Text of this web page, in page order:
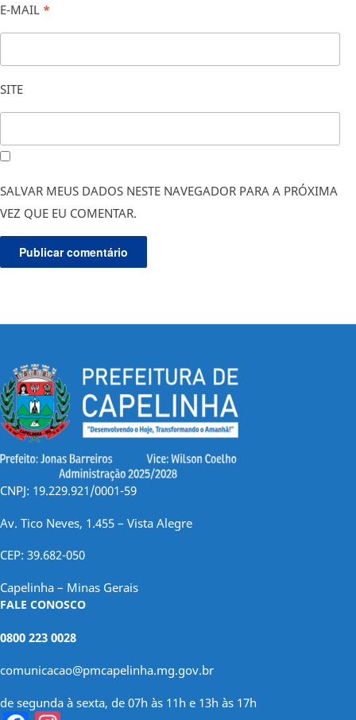
E-MAIL *
SITE
SALVAR MEUS DADOS NESTE NAVEGADOR PARA A PRÓXIMA
VEZ QUE EU COMENTAR.
CNPJ: 19.229.921/0001-59
Av. Tico Neves, 1.455 – Vista Alegre
CEP: 39.682-050
Capelinha – Minas Gerais
FALE CONOSCO
0800 223 0028
comunicacao@pmcapelinha.mg.gov.br
de segunda à sexta, de 07h às 11h e 13h às 17h